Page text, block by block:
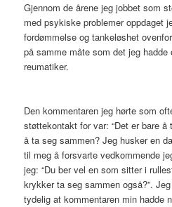
Gjennom de årene jeg jobbet som
med psykiske problemer oppdaget
fordømmelse og tankeløshet
på samme måte som det jeg
reumatiker.
Den kommentaren jeg hørte som
støttekontakt for var: “Det er bare å
å ta seg sammen? Jeg husker en
til meg å forsvarte vedkommende
jeg: “Du ber vel en som sitter i
krykker ta seg sammen også?”.
tydelig at kommentaren min hadde